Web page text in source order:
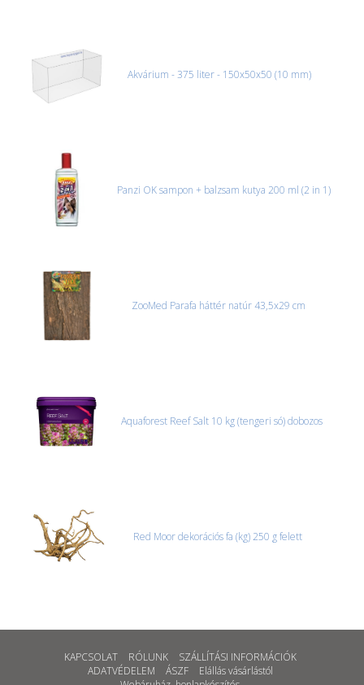
Akvárium - 375 liter - 150x50x50 (10 mm)
Panzi OK sampon + balzsam kutya 200 ml (2 in 1)
ZooMed Parafa háttér natúr 43,5x29 cm
Aquaforest Reef Salt 10 kg (tengeri só) dobozos
Red Moor dekorációs fa (kg) 250 g felett
KAPCSOLAT RÓLUNK
SZÁLLÍTÁSI INFORMÁCIÓK
ADATVÉDELEM
ÁSZF
Elállás vásárlástól